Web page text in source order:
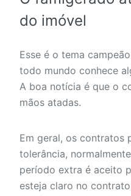
do imóvel
Esse é o tema
todo mundo conhece
A boa notícia é que o
mãos atadas.
Em geral, os contratos
tolerância,
período extra é aceito
esteja claro no